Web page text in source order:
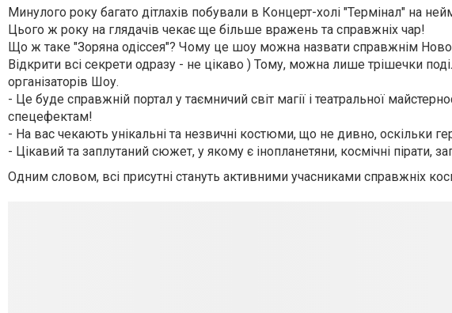
Минулого року багато дітлахів побували в Концерт-холі "Термінал" на
Цього ж року на глядачів чекає ще більше вражень та справжніх чар!
Що ж таке "Зоряна одіссея"? Чому це шоу можна назвати справжнім
Відкрити всі секрети одразу - не цікаво ) Тому, можна лише трішечки
організаторів Шоу.
- Це буде справжній портал у таємничий світ магії і театральної майс
спецефектам!
- На вас чекають унікальні та незвичні костюми, що не дивно, оскільки
- Цікавий та заплутаний сюжет, у якому є інопланетяни, космічні пірати,
Одним словом, всі присутні стануть активними учасниками справжніх